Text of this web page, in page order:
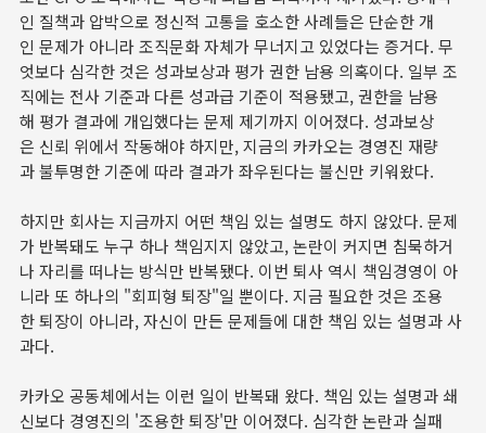
인 질책과 압박으로 정신적 고통을 호소한 사례들은 단순한 개
인 문제가 아니라 조직문화 자체가 무너지고 있었다는 증거다. 무
엇보다 심각한 것은 성과보상과 평가 권한 남용 의혹이다. 일부 조
직에는 전사 기준과 다른 성과급 기준이 적용됐고, 권한을 남용
해 평가 결과에 개입했다는 문제 제기까지 이어졌다. 성과보상
은 신뢰 위에서 작동해야 하지만, 지금의 카카오는 경영진 재량
과 불투명한 기준에 따라 결과가 좌우된다는 불신만 키워왔다.
하지만 회사는 지금까지 어떤 책임 있는 설명도 하지 않았다. 문제
가 반복돼도 누구 하나 책임지지 않았고, 논란이 커지면 침묵하거
나 자리를 떠나는 방식만 반복됐다. 이번 퇴사 역시 책임경영이 아
니라 또 하나의 "회피형 퇴장"일 뿐이다. 지금 필요한 것은 조용
한 퇴장이 아니라, 자신이 만든 문제들에 대한 책임 있는 설명과 사
과다.
카카오 공동체에서는 이런 일이 반복돼 왔다. 책임 있는 설명과 쇄
신보다 경영진의 '조용한 퇴장'만 이어졌다. 심각한 논란과 실패